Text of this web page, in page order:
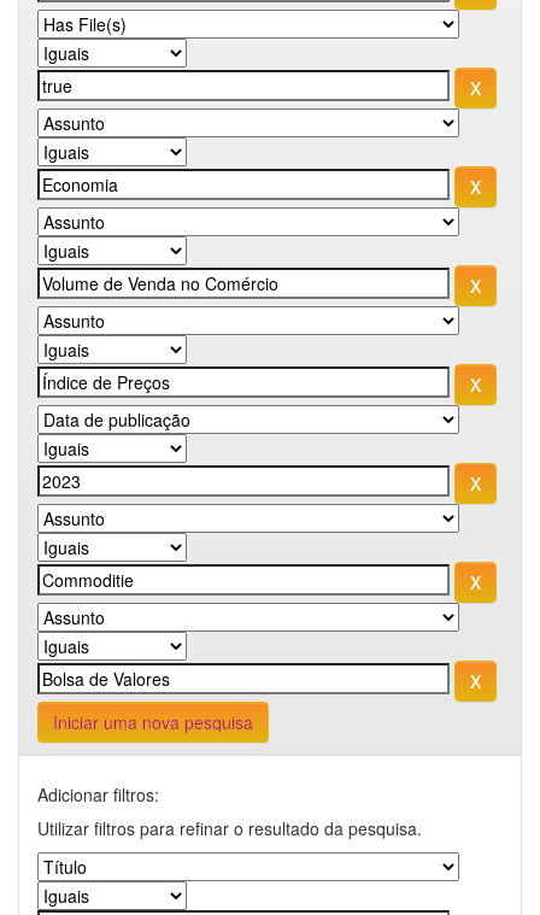
Iniciar uma nova pesquisa
Adicionar filtros:
Utilizar filtros para refinar o resultado da pesquisa.